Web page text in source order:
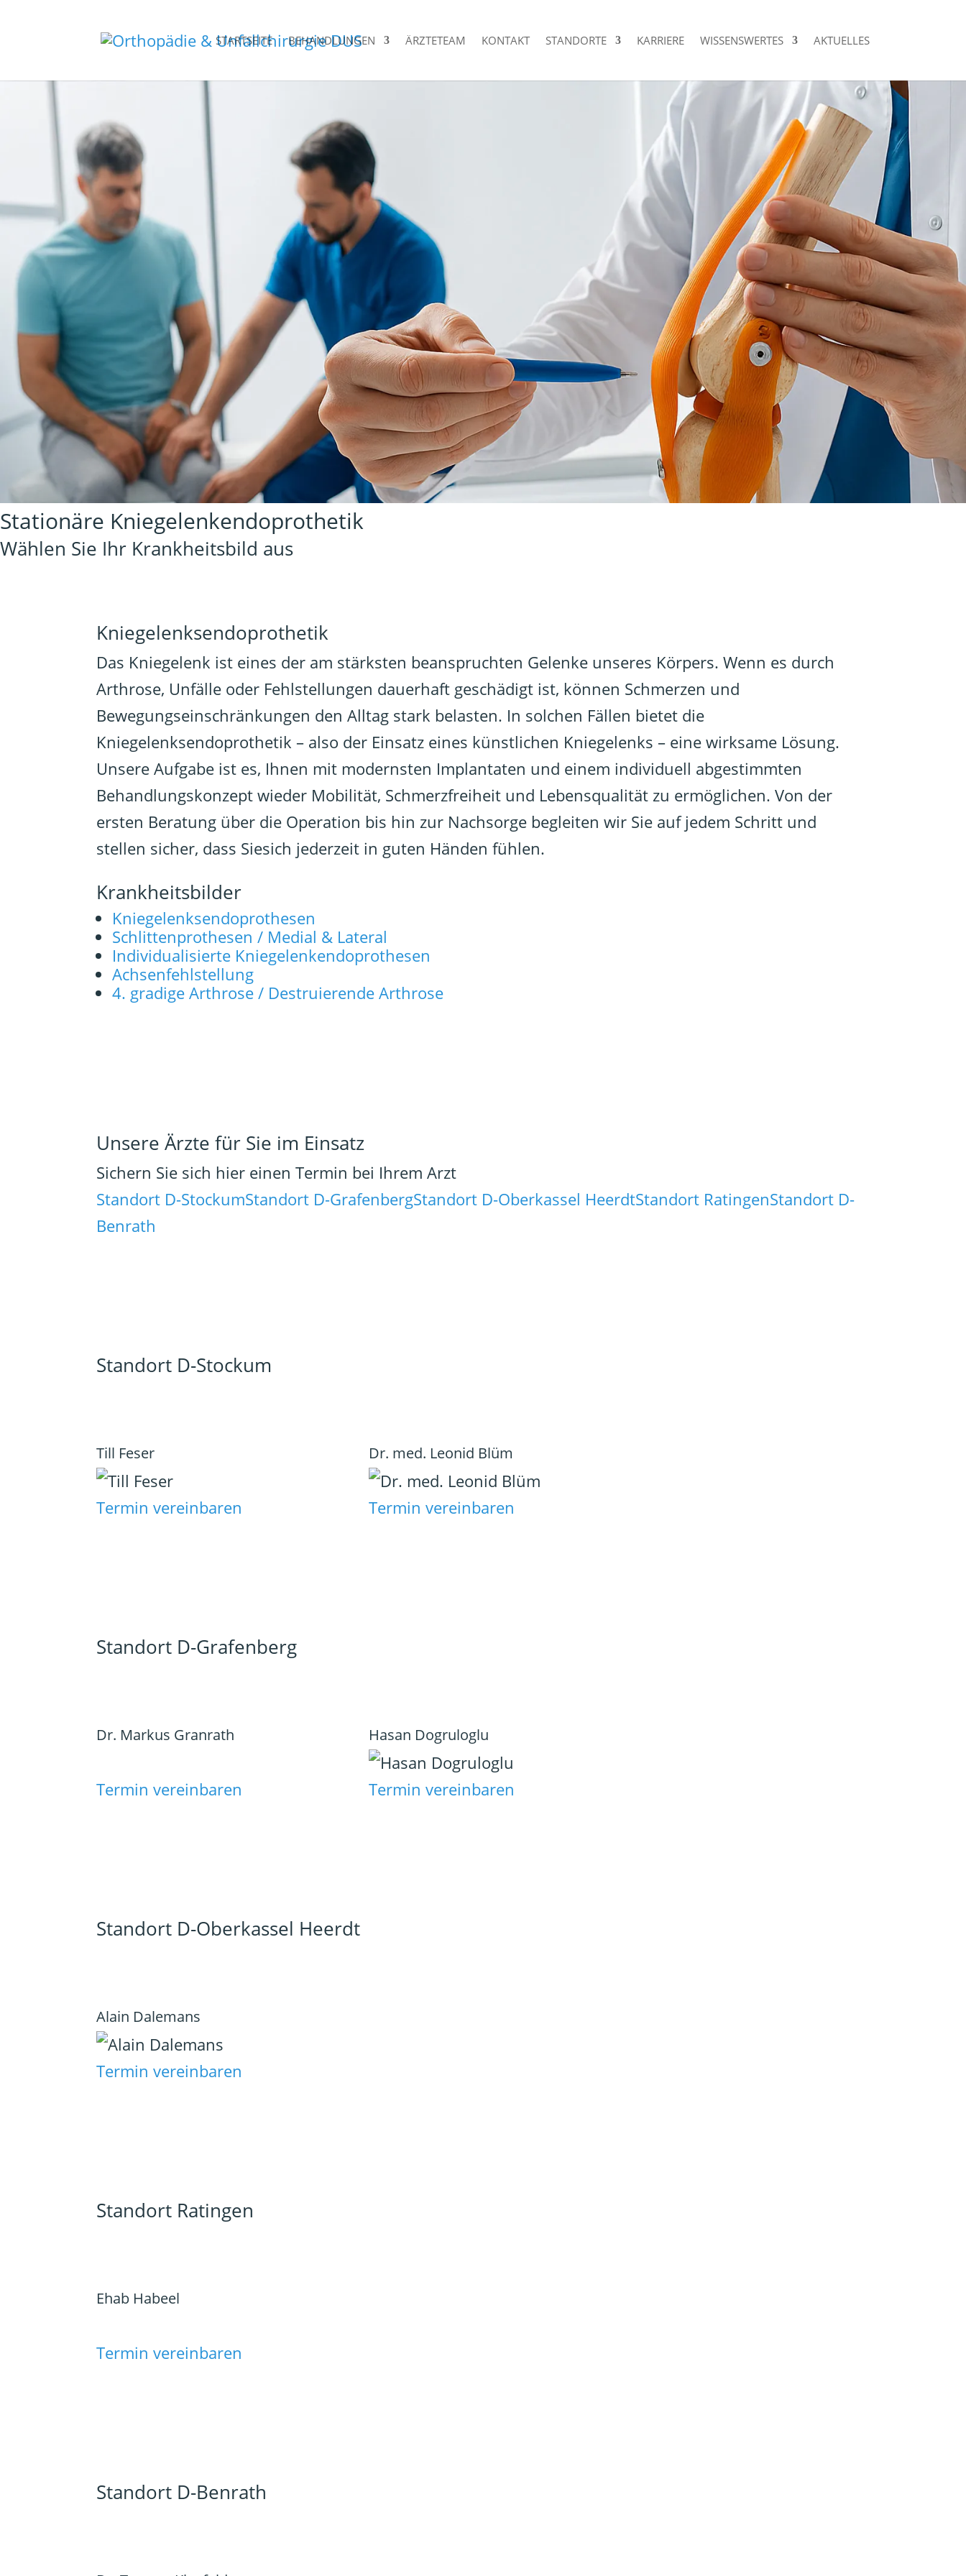
STARTSEITE BEHANDLUNGEN ÄRZTETEAM KONTAKT STANDORTE KARRIERE WISSENSWERTES AKTUELLES
Stationäre Kniegelenkendoprothetik
Wählen Sie Ihr Krankheitsbild aus
Kniegelenksendoprothetik
Das Kniegelenk ist eines der am stärksten beanspruchten Gelenke unseres Körpers. Wenn es durch
Arthrose, Unfälle oder Fehlstellungen dauerhaft geschädigt ist, können Schmerzen und
Bewegungseinschränkungen den Alltag stark belasten. In solchen Fällen bietet die
Kniegelenksendoprothetik – also der Einsatz eines künstlichen Kniegelenks – eine wirksame Lösung.
Unsere Aufgabe ist es, Ihnen mit modernsten Implantaten und einem individuell abgestimmten
Behandlungskonzept wieder Mobilität, Schmerzfreiheit und Lebensqualität zu ermöglichen. Von der
ersten Beratung über die Operation bis hin zur Nachsorge begleiten wir Sie auf jedem Schritt und
stellen sicher, dass Siesich jederzeit in guten Händen fühlen.
Krankheitsbilder
Kniegelenksendoprothesen
Schlittenprothesen / Medial & Lateral
Individualisierte Kniegelenkendoprothesen
Achsenfehlstellung
4. gradige Arthrose / Destruierende Arthrose
Unsere Ärzte für Sie im Einsatz
Sichern Sie sich hier einen Termin bei Ihrem Arzt
Standort D-StockumStandort D-GrafenbergStandort D-Oberkassel HeerdtStandort RatingenStandort D-
Benrath
Standort D-Stockum
Till Feser
Termin vereinbaren
Dr. med. Leonid Blüm
Termin vereinbaren
Standort D-Grafenberg
Dr. Markus Granrath
Termin vereinbaren
Hasan Dogruloglu
Termin vereinbaren
Standort D-Oberkassel Heerdt
Alain Dalemans
Termin vereinbaren
Standort Ratingen
Ehab Habeel
Termin vereinbaren
Standort D-Benrath